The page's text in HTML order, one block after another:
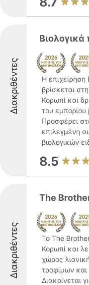
Διακριθέντες
Η επιχείρηση
βρίσκεται
Κορωπί και
του εμπορίου
Προσφέρει
επιλεγμένη
βιολογικών
8.5
Διακριθέντες
The
Το The
Κορωπί και
χώρος
τροφίμων
Διακρίνεται